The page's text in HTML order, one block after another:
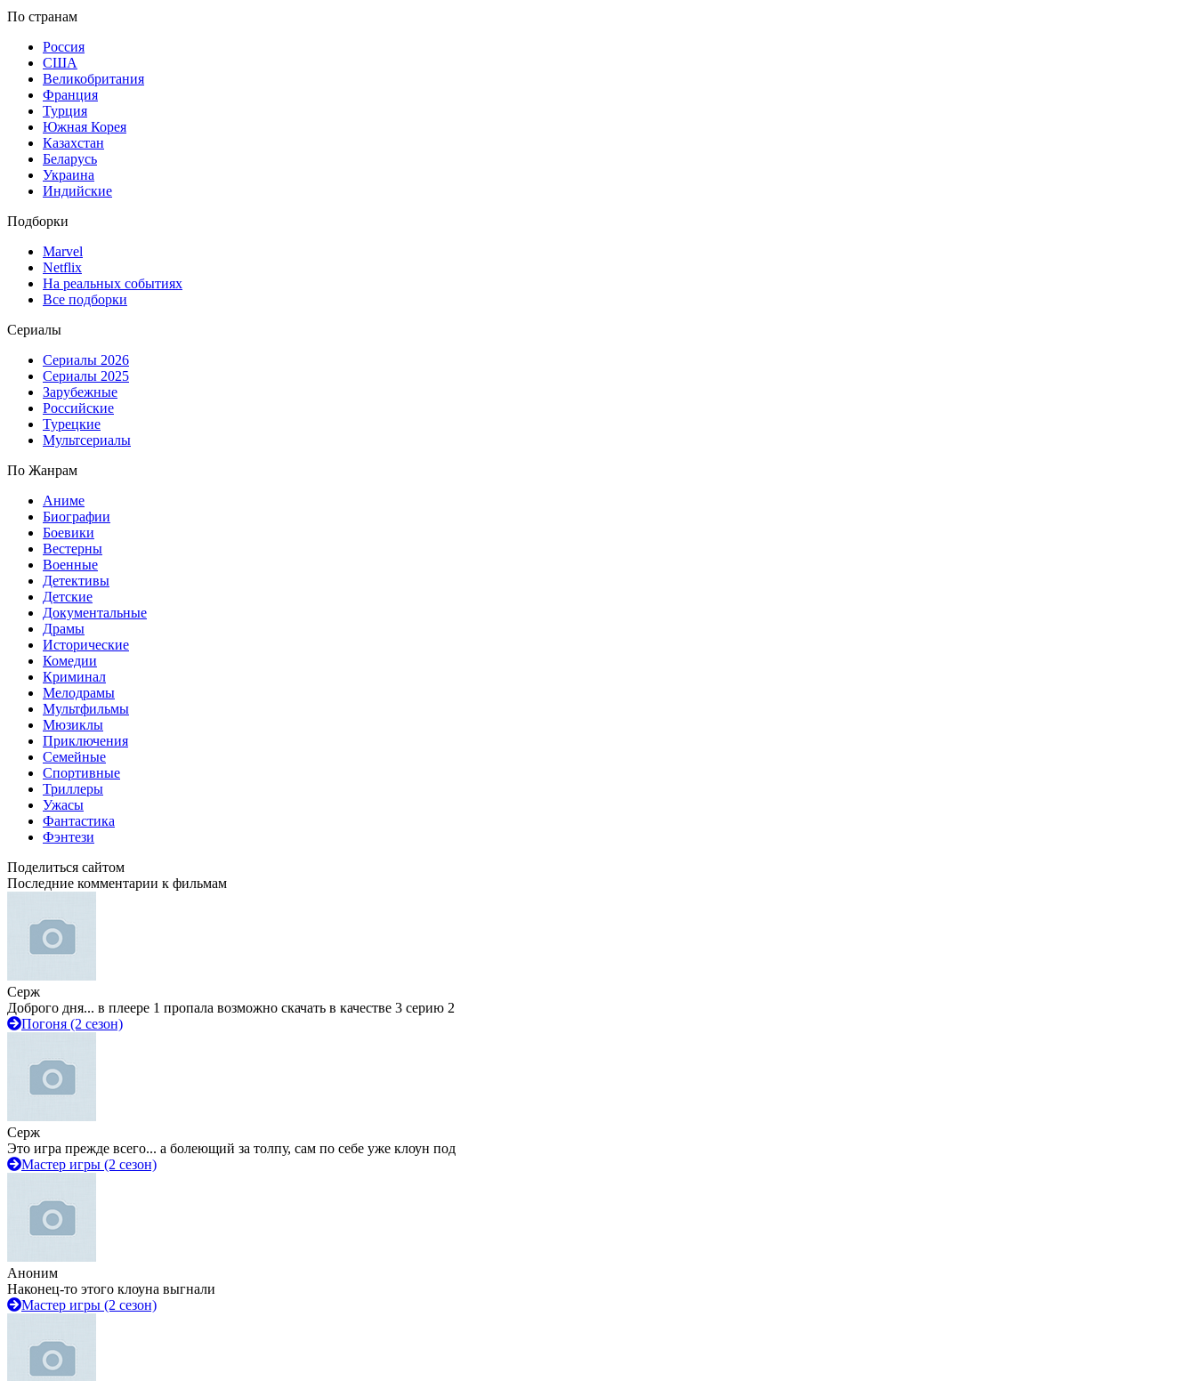
По странам
Россия
США
Великобритания
Франция
Турция
Южная Корея
Казахстан
Беларусь
Украина
Индийские
Подборки
Marvel
Netflix
На реальных событиях
Все подборки
Сериалы
Сериалы 2026
Сериалы 2025
Зарубежные
Российские
Турецкие
Мультсериалы
По Жанрам
Аниме
Биографии
Боевики
Вестерны
Военные
Детективы
Детские
Документальные
Драмы
Исторические
Комедии
Криминал
Мелодрамы
Мультфильмы
Мюзиклы
Приключения
Семейные
Спортивные
Триллеры
Ужасы
Фантастика
Фэнтези
Поделиться сайтом
Последние комментарии к фильмам
Серж
Доброго дня... в плеере 1 пропала возможно скачать в качестве 3 серию 2
Погоня (2 сезон)
Серж
Это игра прежде всего... а болеющий за толпу, сам по себе уже клоун под
Мастер игры (2 сезон)
Аноним
Наконец-то этого клоуна выгнали
Мастер игры (2 сезон)